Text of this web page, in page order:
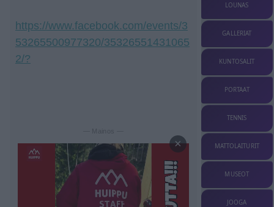
https://www.facebook.com/events/3
53265500977320/35326551431065
2/?
— Mainos —
×
LOUNAS
GALLERIAT
KUNTOSALIT
PORTAAT
TENNIS
MATTOLAITURIT
MUSEOT
JOOGA